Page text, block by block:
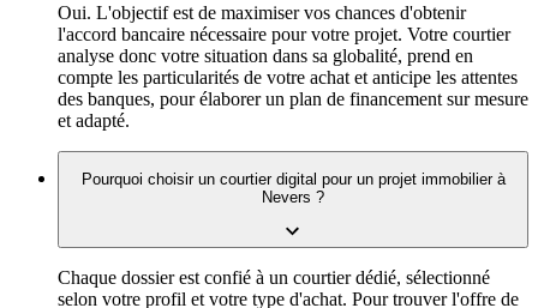
Oui. L'objectif est de maximiser vos chances d'obtenir
l'accord bancaire nécessaire pour votre projet. Votre courtier
analyse donc votre situation dans sa globalité, prend en
compte les particularités de votre achat et anticipe les attentes
des banques, pour élaborer un plan de financement sur mesure
et adapté.
Pourquoi choisir un courtier digital pour un projet immobilier à
Nevers ?
Chaque dossier est confié à un courtier dédié, sélectionné
selon votre profil et votre type d'achat. Pour trouver l'offre de